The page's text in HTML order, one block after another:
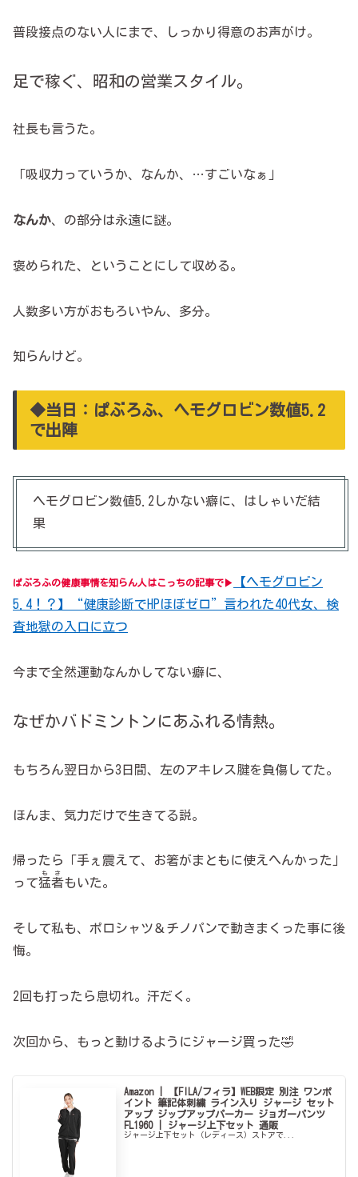
普段接点のない人にまで、しっかり得意のお声がけ。
足で稼ぐ、昭和の営業スタイル。
社長も言うた。
「吸収力っていうか、なんか、…すごいなぁ」
なんか、の部分は永遠に謎。
褒められた、ということにして収める。
人数多い方がおもろいやん、多分。
知らんけど。
◆当日：ぱぶろふ、ヘモグロビン数値5.2
で出陣
ヘモグロビン数値5.2しかない癖に、はしゃいだ結
果
ぱぶろふの健康事情を知らん人はこっちの記事で▶
【ヘモグロビン
5.4！？】“健康診断でHPほぼゼロ”言われた40代女、検
査地獄の入口に立つ
今まで全然運動なんかしてない癖に、
なぜかバドミントンにあふれる情熱。
もちろん翌日から3日間、左のアキレス腱を負傷してた。
ほんま、気力だけで生きてる説。
帰ったら「手ぇ震えて、お箸がまともに使えへんかった」
って猛者
もさ
もいた。
そして私も、ポロシャツ＆チノパンで動きまくった事に後
悔。
2回も打ったら息切れ。汗だく。
次回から、もっと動けるようにジャージ買った🤣
Amazon | 【FILA/フィラ】WEB限定 別注 ワンポ
イント 筆記体刺繍 ライン入り ジャージ セット
アップ ジップアップパーカー ジョガーパンツ
FL1960 | ジャージ上下セット 通販
ジャージ上下セット（レディース）ストアで...